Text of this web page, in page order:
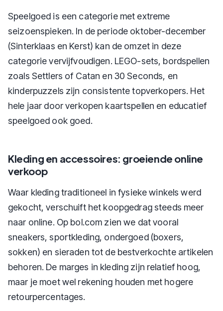
Speelgoed is een categorie met extreme
seizoenspieken. In de periode oktober-december
(Sinterklaas en Kerst) kan de omzet in deze
categorie vervijfvoudigen. LEGO-sets, bordspellen
zoals Settlers of Catan en 30 Seconds, en
kinderpuzzels zijn consistente topverkopers. Het
hele jaar door verkopen kaartspellen en educatief
speelgoed ook goed.
Kleding en accessoires: groeiende online
verkoop
Waar kleding traditioneel in fysieke winkels werd
gekocht, verschuift het koopgedrag steeds meer
naar online. Op bol.com zien we dat vooral
sneakers, sportkleding, ondergoed (boxers,
sokken) en sieraden tot de bestverkochte artikelen
behoren. De marges in kleding zijn relatief hoog,
maar je moet wel rekening houden met hogere
retourpercentages.